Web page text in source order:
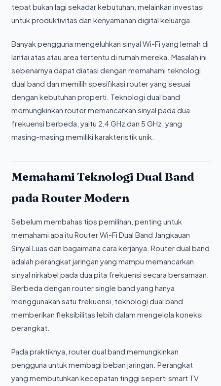
tepat bukan lagi sekadar kebutuhan, melainkan investasi
untuk produktivitas dan kenyamanan digital keluarga.
Banyak pengguna mengeluhkan sinyal Wi-Fi yang lemah di
lantai atas atau area tertentu di rumah mereka. Masalah ini
sebenarnya dapat diatasi dengan memahami teknologi
dual band dan memilih spesifikasi router yang sesuai
dengan kebutuhan properti. Teknologi dual band
memungkinkan router memancarkan sinyal pada dua
frekuensi berbeda, yaitu 2,4 GHz dan 5 GHz, yang
masing-masing memiliki karakteristik unik.
Memahami Teknologi Dual Band
pada Router Modern
Sebelum membahas tips pemilihan, penting untuk
memahami apa itu Router Wi-Fi Dual Band Jangkauan
Sinyal Luas dan bagaimana cara kerjanya. Router dual band
adalah perangkat jaringan yang mampu memancarkan
sinyal nirkabel pada dua pita frekuensi secara bersamaan.
Berbeda dengan router single band yang hanya
menggunakan satu frekuensi, teknologi dual band
memberikan fleksibilitas lebih dalam mengelola koneksi
perangkat.
Pada praktiknya, router dual band memungkinkan
pengguna untuk membagi beban jaringan. Perangkat
yang membutuhkan kecepatan tinggi seperti smart TV